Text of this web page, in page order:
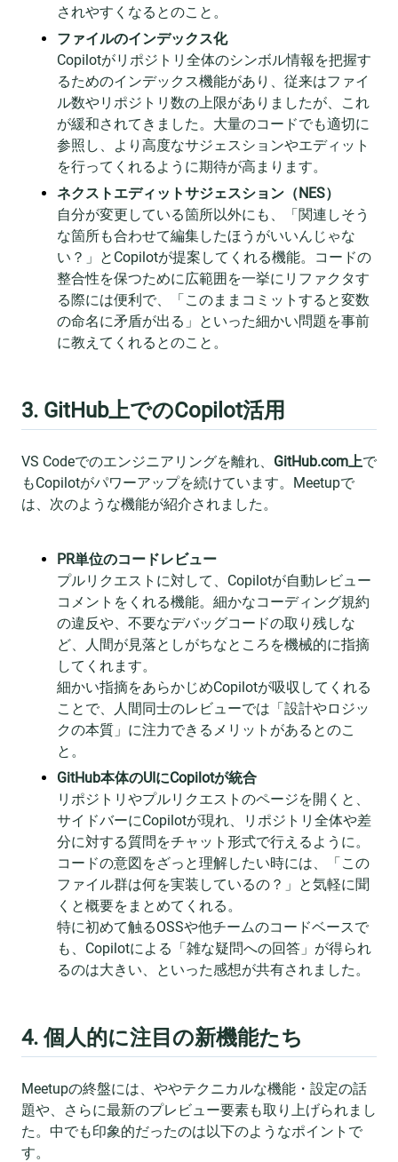
されやすくなるとのこと。
ファイルのインデックス化
Copilotがリポジトリ全体のシンボル情報を把握す
るためのインデックス機能があり、従来はファイ
ル数やリポジトリ数の上限がありましたが、これ
が緩和されてきました。大量のコードでも適切に
参照し、より高度なサジェスションやエディット
を行ってくれるように期待が高まります。
ネクストエディットサジェスション（NES）
自分が変更している箇所以外にも、「関連しそう
な箇所も合わせて編集したほうがいいんじゃな
い？」とCopilotが提案してくれる機能。コードの
整合性を保つために広範囲を一挙にリファクタす
る際には便利で、「このままコミットすると変数
の命名に矛盾が出る」といった細かい問題を事前
に教えてくれるとのこと。
3. GitHub上でのCopilot活用
VS Codeでのエンジニアリングを離れ、 GitHub.com上で
もCopilotがパワーアップを続けています。Meetupで
は、次のような機能が紹介されました。
PR単位のコードレビュー
プルリクエストに対して、Copilotが自動レビュー
コメントをくれる機能。細かなコーディング規約
の違反や、不要なデバッグコードの取り残しな
ど、人間が見落としがちなところを機械的に指摘
してくれます。
細かい指摘をあらかじめCopilotが吸収してくれる
ことで、人間同士のレビューでは「設計やロジッ
クの本質」に注力できるメリットがあるとのこ
と。
GitHub本体のUIにCopilotが統合
リポジトリやプルリクエストのページを開くと、
サイドバーにCopilotが現れ、リポジトリ全体や差
分に対する質問をチャット形式で行えるように。
コードの意図をざっと理解したい時には、「この
ファイル群は何を実装しているの？」と気軽に聞
くと概要をまとめてくれる。
特に初めて触るOSSや他チームのコードベースで
も、Copilotによる「雑な疑問への回答」が得られ
るのは大きい、といった感想が共有されました。
4. 個人的に注目の新機能たち
Meetupの終盤には、ややテクニカルな機能・設定の話
題や、さらに最新のプレビュー要素も取り上げられまし
た。中でも印象的だったのは以下のようなポイントで
す。